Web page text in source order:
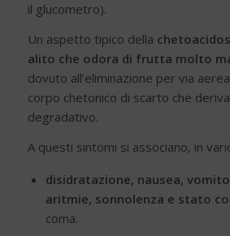
il glucometro).
Un aspetto tipico della
alito che odora di frutta molto
dovuto all’eliminazione per via
corpo chetonico di scarto che
degradativo.
A questi sintomi si associano, in
disidratazione, nausea,
aritmie, sonnolenza e stato
coma.